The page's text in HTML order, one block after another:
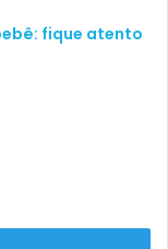
fique atento